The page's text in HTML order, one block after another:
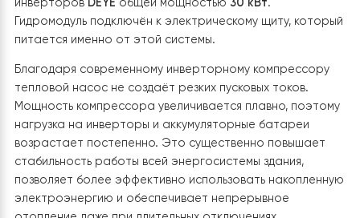
внимание было уделено рациональной компоновке
узлов системы. Трёхходовой клапан, инверторный
другие вспомогательные элементы были
максимально компактно рядом с гидромодулем
теплового насоса.
Несмотря на плотное размещение оборудования,
монтаж выполнен таким образом, чтобы сохранить
удобный доступ ко всем узлам для сервисного
обслуживания, ремонта или возможной замены